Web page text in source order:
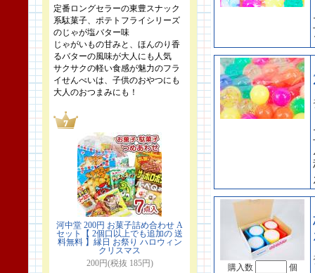
定番ロングセラーの東豊スナック
系駄菓子、ポテトフライシリーズ
のじゃが塩バター味
じゃがいもの甘みと、ほんのり香
るバターの風味が大人にも人気
サクサクの軽い食感が魅力のフラ
イせんべいは、子供のおやつにも
大人のおつまみにも！
河中堂 200円 お菓子詰め合わせ A
セット【 2個口以上でも追加の 送
料無料 】縁日 お祭り ハロウィン
クリスマス
200円(税抜 185円)
購入数 個